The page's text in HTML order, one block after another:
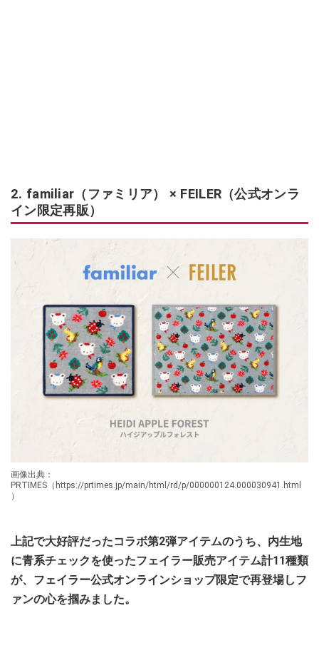
2. familiar（ファミリア） × FEILER（公式オンラ
イン限定再販）
画像出典：
PRTIMES（https://prtimes.jp/main/html/rd/p/000000124.000030941.html
）
上記で大好評だったコラボ第2弾アイテムのうち、内生地
に青系チェックを使ったフェイラー販売アイテム計11種類
が、フェイラー公式オンラインショップ限定で再登場しフ
ァンの心を掴みました。